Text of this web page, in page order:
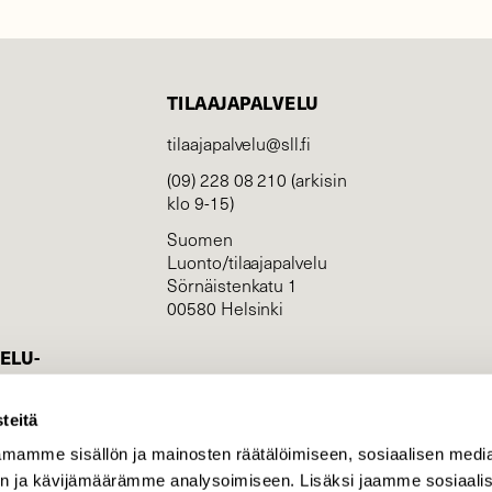
sisällön ja mainosten räätälöimiseen, sosiaalisen
ja kävijämäärämme analysoimiseen. Lisäksi jaamme
on
TILAAJAPALVELU
tilaajapalvelu@sll.fi
(09) 228 08 210 (arkisin
klo 9-15)
Suomen
Luonto/tilaajapalvelu
Sörnäistenkatu 1
00580 Helsinki
YHTEYSTIEDOT
Yhteystiedot
palaute@suomenluonto.fi